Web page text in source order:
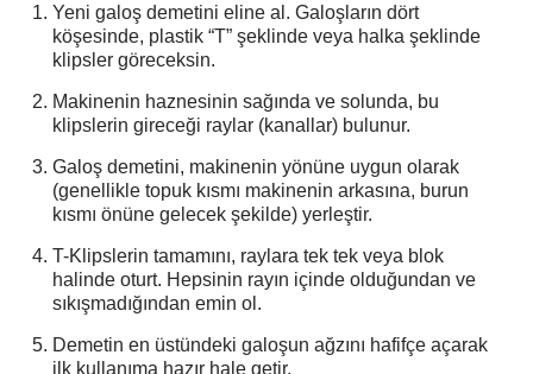
Yeni galoş demetini eline al. Galoşların dört
köşesinde, plastik “T” şeklinde veya halka şeklinde
klipsler göreceksin.
Makinenin haznesinin sağında ve solunda, bu
klipslerin gireceği raylar (kanallar) bulunur.
Galoş demetini, makinenin yönüne uygun olarak
(genellikle topuk kısmı makinenin arkasına, burun
kısmı önüne gelecek şekilde) yerleştir.
T-Klipslerin tamamını, raylara tek tek veya blok
halinde oturt. Hepsinin rayın içinde olduğundan ve
sıkışmadığından emin ol.
Demetin en üstündeki galoşun ağzını hafifçe açarak
ilk kullanıma hazır hale getir.